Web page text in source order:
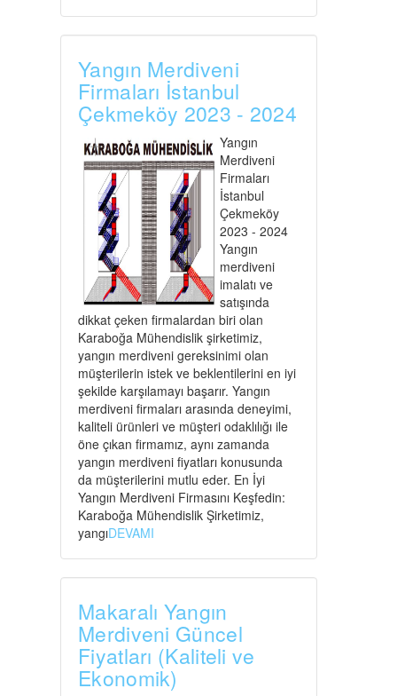
Yangın Merdiveni
Firmaları İstanbul
Çekmeköy 2023 - 2024
Yangın
Merdiveni
Firmaları
İstanbul
Çekmeköy
2023 - 2024
Yangın
merdiveni
imalatı ve
satışında
dikkat çeken firmalardan biri olan
Karaboğa Mühendislik şirketimiz,
yangın merdiveni gereksinimi olan
müşterilerin istek ve beklentilerini en iyi
şekilde karşılamayı başarır. Yangın
merdiveni firmaları arasında deneyimi,
kaliteli ürünleri ve müşteri odaklılığı ile
öne çıkan firmamız, aynı zamanda
yangın merdiveni fiyatları konusunda
da müşterilerini mutlu eder. En İyi
Yangın Merdiveni Firmasını Keşfedin:
Karaboğa Mühendislik Şirketimiz,
yangıDEVAMI
Makaralı Yangın
Merdiveni Güncel
Fiyatları (Kaliteli ve
Ekonomik)